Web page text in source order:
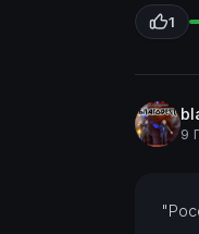
1
9